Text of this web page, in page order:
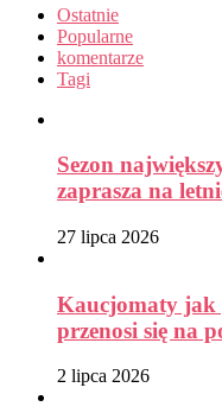
Ostatnie
Popularne
komentarze
Tagi
Sezon
zaprasza na
27 lipca 2026
Kaucjomaty jak
przenosi się na
2 lipca 2026